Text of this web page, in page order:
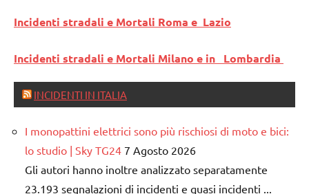
Incidenti stradali e Mortali Roma e Lazio
Incidenti stradali e Mortali Milano e in Lombardia
INCIDENTI IN ITALIA
I monopattini elettrici sono più rischiosi di moto e bici:
lo studio | Sky TG24 7 Agosto 2026
Gli autori hanno inoltre analizzato separatamente
23.193 segnalazioni di incidenti e quasi incidenti ...